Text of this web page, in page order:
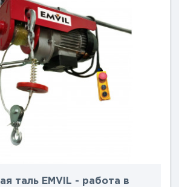
несчастных случаев или
и преждеврем..
таль EMVIL - работа в